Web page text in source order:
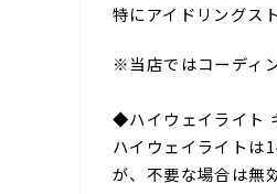
特にアイドリングス
※当店ではコーディ
◆ハイウェイライト
ハイウェイライトは
が、不要な場合は無